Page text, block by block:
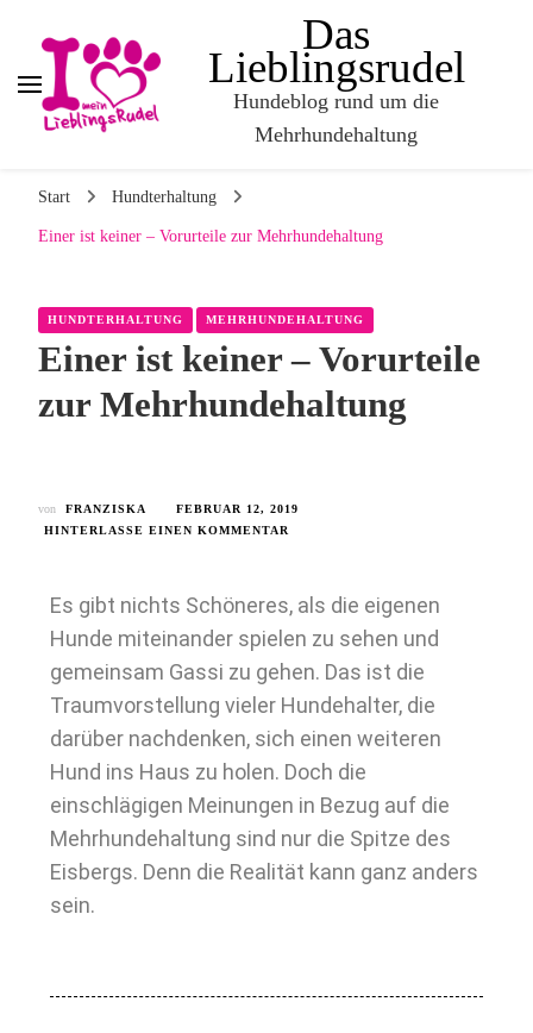
Das
Lieblingsrudel
Hundeblog rund um die
Mehrhundehaltung
Start Hundterhaltung
Einer ist keiner – Vorurteile zur Mehrhundehaltung
HUNDTERHALTUNG MEHRHUNDEHALTUNG
Einer ist keiner – Vorurteile
zur Mehrhundehaltung
von FRANZISKA
FEBRUAR 12, 2019
HINTERLASSE EINEN KOMMENTAR
Es gibt nichts Schöneres, als die eigenen
Hunde miteinander spielen zu sehen und
gemeinsam Gassi zu gehen. Das ist die
Traumvorstellung vieler Hundehalter, die
darüber nachdenken, sich einen weiteren
Hund ins Haus zu holen. Doch die
einschlägigen Meinungen in Bezug auf die
Mehrhundehaltung sind nur die Spitze des
Eisbergs. Denn die Realität kann ganz anders
sein.